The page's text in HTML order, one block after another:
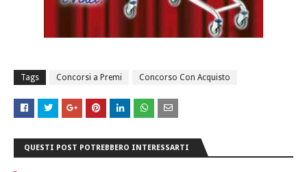
Tags Concorsi a Premi Concorso Con Acquisto
QUESTI POST POTREBBERO INTERESSARTI